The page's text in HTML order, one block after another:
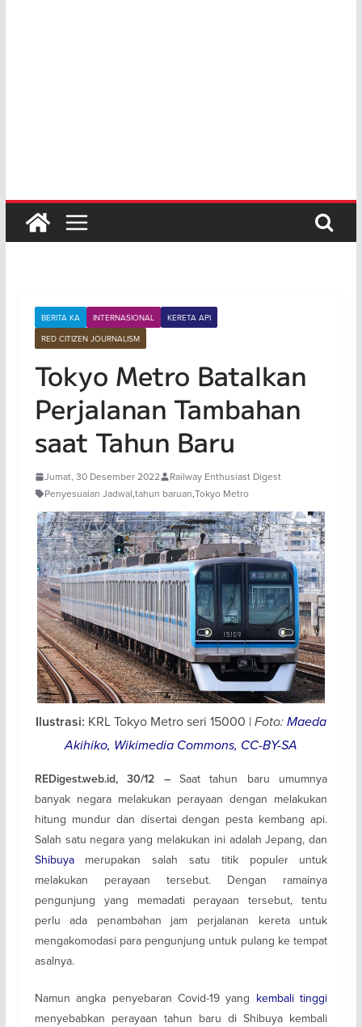
BERITA KA INTERNASIONAL
KERETA API
RED CITIZEN JOURNALISM
Tokyo Metro Batalkan
Perjalanan Tambahan
saat Tahun Baru
Jumat, 30 Desember 2022
Railway Enthusiast Digest
Penyesuaian Jadwal,tahun baruan,Tokyo Metro
Ilustrasi: KRL Tokyo Metro seri 15000 | Foto:Maeda
Akihiko, Wikimedia Commons, CC-BY-SA
REDigest.web.id, 30/12 –Saat tahun baru umumnya
banyak negara melakukan perayaan dengan melakukan
hitung mundur dan disertai dengan pesta kembang api.
Salah satu negara yang melakukan ini adalah Jepang, dan
Shibuyamerupakan salah satu titik populer untuk
melakukan perayaan tersebut. Dengan ramainya
pengunjung yang memadati perayaan tersebut, tentu
perlu ada penambahan jam perjalanan kereta untuk
mengakomodasi para pengunjung untuk pulang ke tempat
asalnya.
Namun angka penyebaran Covid-19 yang kembali tinggi
menyebabkan perayaan tahun baru di Shibuya kembali